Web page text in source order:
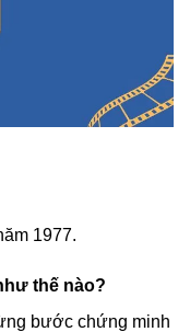
1977.
thế nào?
bước chứng minh